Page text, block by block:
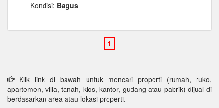
Kondisi: Bagus
Klik link di bawah untuk mencari properti (rumah, ruko,
apartemen, villa, tanah, kios, kantor, gudang atau pabrik) dijual di
berdasarkan area atau lokasi properti.